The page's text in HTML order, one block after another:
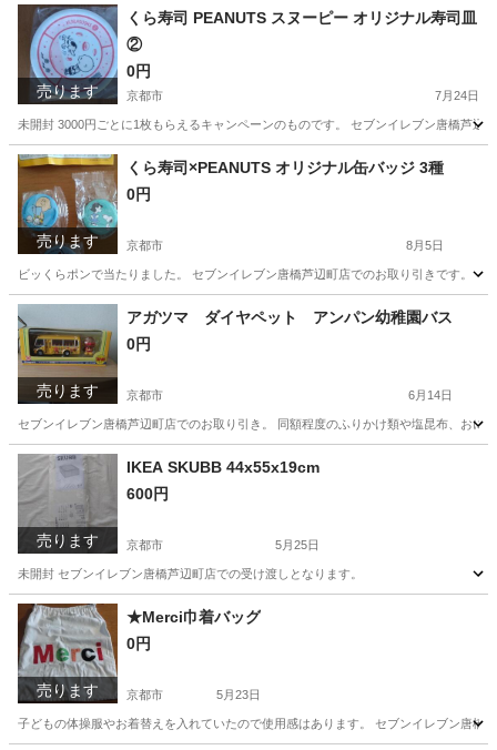
京都 京都市 その他
売ります
くら寿司 PEANUTS スヌーピー オリジナル寿司皿
②
0円
京都市 7月24日
未開封 3000円ごとに1枚もらえるキャンペーンのものです。 セブンイレブン唐橋芦
京都 京都市 その他
売ります
くら寿司×PEANUTS オリジナル缶バッジ 3種
0円
京都市 8月5日
ビッくらポンで当たりました。 セブンイレブン唐橋芦辺町店でのお取り引きです。
京都 京都市 その他 くら寿司
売ります
アガツマ ダイヤペット アンパン幼稚園バス
0円
京都市 6月14日
セブンイレブン唐橋芦辺町店でのお取り引き。 同額程度のふりかけ類や塩昆布、お
京都 京都市
売ります
IKEA SKUBB 44x55x19cm
600円
京都市 5月25日
未開封 セブンイレブン唐橋芦辺町店での受け渡しとなります。
京都 京都市 SKUBB
売ります
★Merci巾着バッグ
0円
京都市 5月23日
子どもの体操服やお着替えを入れていたので使用感はあります。 セブンイレブン唐橋